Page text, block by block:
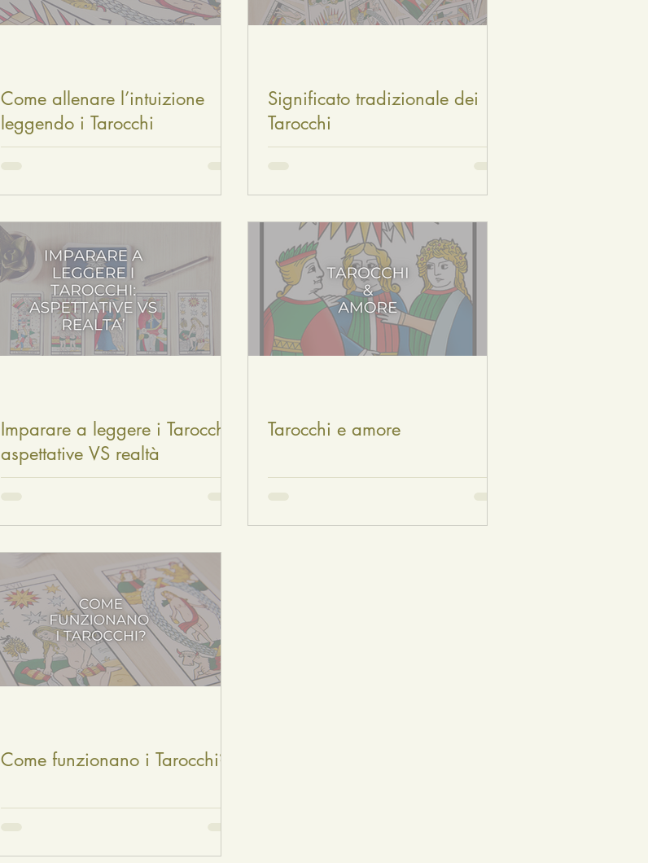
Come allenare l’intuizione
leggendo i Tarocchi
Significato tradizionale dei
Tarocchi
Imparare a leggere i Tarocchi:
aspettative VS realtà
Tarocchi e amore
Come funzionano i Tarocchi?